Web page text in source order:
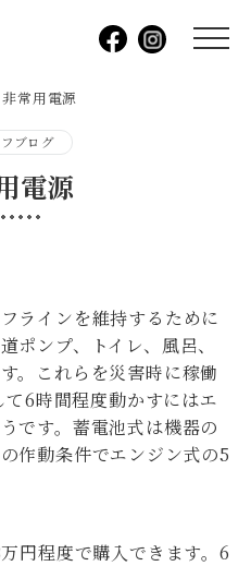
非常用電源
ブログ
電源
ラインを維持するために
ポンプ、トイレ、風呂、
。これらを災害時に稼働
6時間程度動かすにはエ
です。蓄電池式は機器の
作動条件でエンジン式の5
円程度で購入できます。6